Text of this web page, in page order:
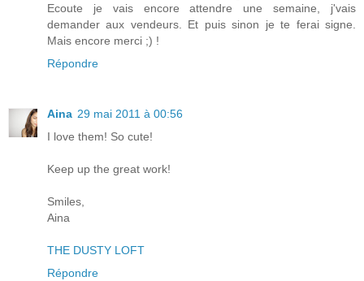
Ecoute je vais encore attendre une semaine, j'vais
demander aux vendeurs. Et puis sinon je te ferai signe.
Mais encore merci ;) !
Répondre
Aina 29 mai 2011 à 00:56
I love them! So cute!
Keep up the great work!
Smiles,
Aina
THE DUSTY LOFT
Répondre